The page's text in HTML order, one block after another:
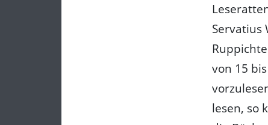
Servatius
von 15
lesen, so